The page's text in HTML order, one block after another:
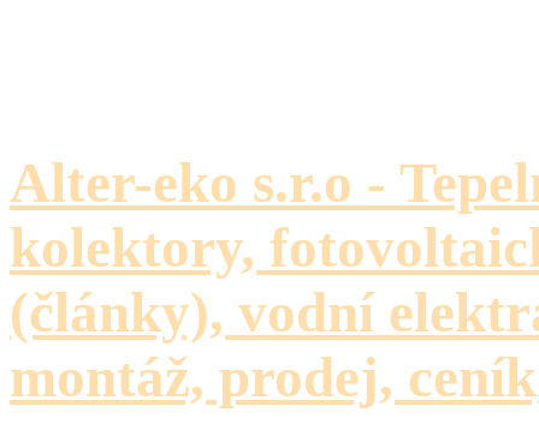
Alter-eko s.r.o -
kolektory,
(články), vodní
montáž, prodej,